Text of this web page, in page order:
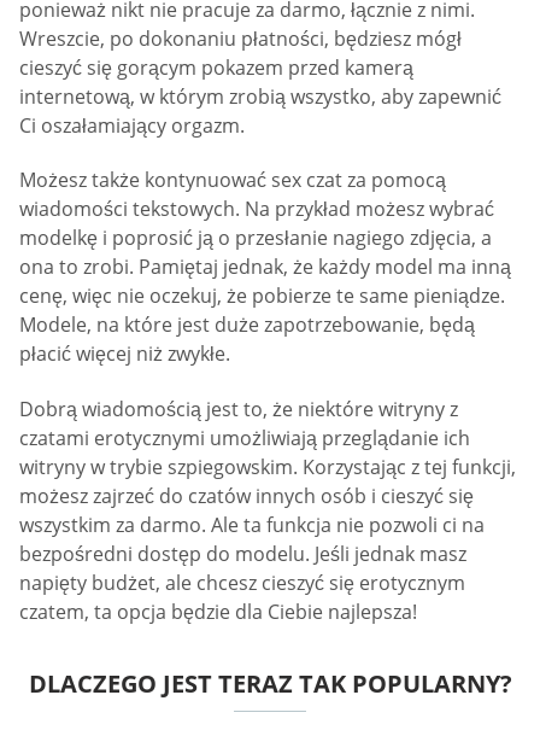
ponieważ nikt nie pracuje za darmo, łącznie z nimi.
Wreszcie, po dokonaniu płatności, będziesz mógł
cieszyć się gorącym pokazem przed kamerą
internetową, w którym zrobią wszystko, aby zapewnić
Ci oszałamiający orgazm.
Możesz także kontynuować sex czat za pomocą
wiadomości tekstowych. Na przykład możesz wybrać
modelkę i poprosić ją o przesłanie nagiego zdjęcia, a
ona to zrobi. Pamiętaj jednak, że każdy model ma inną
cenę, więc nie oczekuj, że pobierze te same pieniądze.
Modele, na które jest duże zapotrzebowanie, będą
płacić więcej niż zwykłe.
Dobrą wiadomością jest to, że niektóre witryny z
czatami erotycznymi umożliwiają przeglądanie ich
witryny w trybie szpiegowskim. Korzystając z tej funkcji,
możesz zajrzeć do czatów innych osób i cieszyć się
wszystkim za darmo. Ale ta funkcja nie pozwoli ci na
bezpośredni dostęp do modelu. Jeśli jednak masz
napięty budżet, ale chcesz cieszyć się erotycznym
czatem, ta opcja będzie dla Ciebie najlepsza!
DLACZEGO JEST TERAZ TAK POPULARNY?